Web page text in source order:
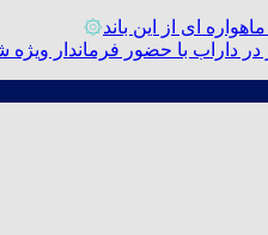
ای از این باند۞